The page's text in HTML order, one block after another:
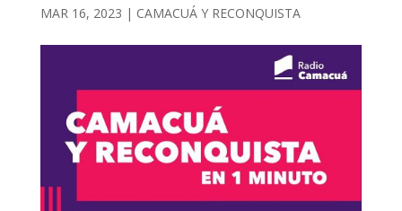
MAR 16, 2023 | CAMACUÁ Y RECONQUISTA